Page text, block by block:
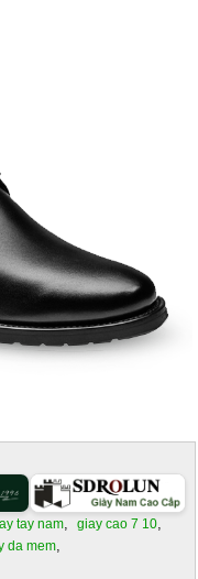
tay nam, giay cao 7 10,
da mem,